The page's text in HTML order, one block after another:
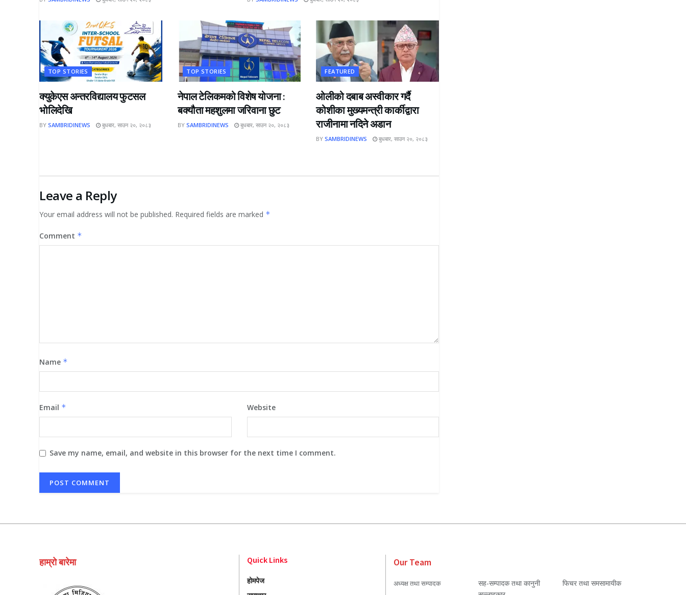
TOP STORIES
क्युकेएस अन्तरविद्यालय फुटसल
भोलिदेखि
BY SAMBRIDINEWS बुधबार, साउन २०, २०८३
TOP STORIES
नेपाल टेलिकमको विशेष योजना :
बक्यौता महशुलमा जरिवाना छुट
BY SAMBRIDINEWS बुधबार, साउन २०, २०८३
FEATURED
ओलीको दबाब अस्वीकार गर्दै
कोशीका मुख्यमन्त्री कार्कीद्वारा
राजीनामा नदिने अडान
BY SAMBRIDINEWS बुधबार, साउन २०, २०८३
Leave a Reply
Your email address will not be published. Required fields are marked *
Comment *
Name *
Email * Website
Save my name, email, and website in this browser for the next time I comment.
हाम्रो बारेमा Quick Links
होमपेज
Our Team
अध्यक्ष तथा सम्पादक
सह-सम्पादक तथा कानुनी
फिचर तथा समसामायीक